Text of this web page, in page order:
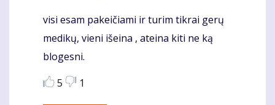
Komentaras
visi esam pakeičiami ir turim tikrai gerų
medikų, vieni išeina , ateina kiti ne ką
blogesni.
5
1